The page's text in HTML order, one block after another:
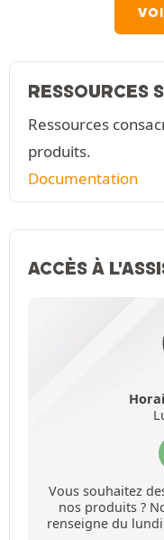
RESSOURCES
Ressources
produits.
Documentation
ACCÈS À
Vous souhaitez
nos produits ?
renseigne du